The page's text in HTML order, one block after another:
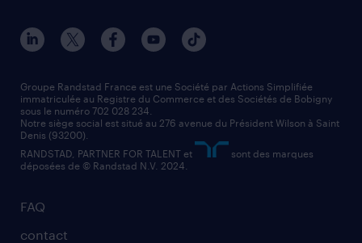
manutentionnaire
assistant administratif
comptable
contact entreprise
faq intérim / recrutement
nos agences par ville
nos agences par région
nos cabinets de recrutement
FAQ
contact
Groupe Randstad France est une Société par Actions Simplifiée
immatriculée au Registre du Commerce et des Sociétés de Bobigny
sous le numéro 702 028 234.
Notre siège social est situé au 276 avenue du Président Wilson à Saint
Denis (93200).
RANDSTAD, PARTNER FOR TALENT et
sont des marques
déposées de © Randstad N.V. 2024.